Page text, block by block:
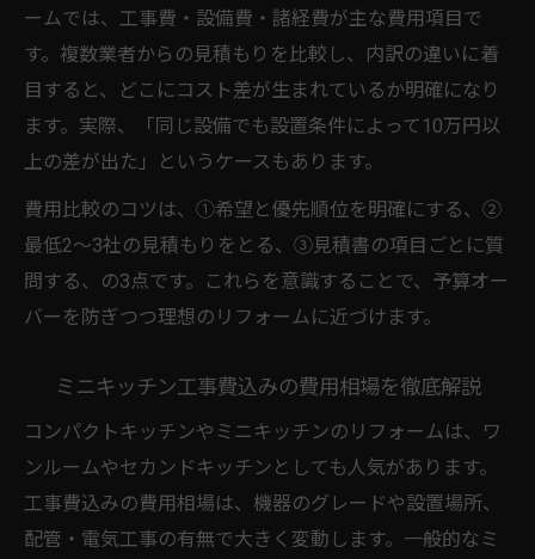
ームでは、工事費・設備費・諸経費が主な費用項目で
す。複数業者からの見積もりを比較し、内訳の違いに着
目すると、どこにコスト差が生まれているか明確になり
ます。実際、「同じ設備でも設置条件によって10万円以
上の差が出た」というケースもあります。
費用比較のコツは、①希望と優先順位を明確にする、②
最低2～3社の見積もりをとる、③見積書の項目ごとに質
問する、の3点です。これらを意識することで、予算オー
バーを防ぎつつ理想のリフォームに近づけます。
ミニキッチン工事費込みの費用相場を徹底解説
コンパクトキッチンやミニキッチンのリフォームは、ワ
ンルームやセカンドキッチンとしても人気があります。
工事費込みの費用相場は、機器のグレードや設置場所、
配管・電気工事の有無で大きく変動します。一般的なミ